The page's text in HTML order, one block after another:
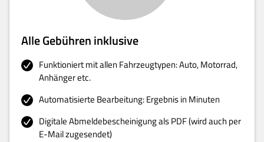
Alle Gebühren inklusive
Funktioniert mit allen Fahrzeugtypen: Auto, Motorrad,
Anhänger etc.
Automatisierte Bearbeitung: Ergebnis in Minuten
Digitale Abmeldebescheinigung als PDF (wird auch per
E-Mail zugesendet)